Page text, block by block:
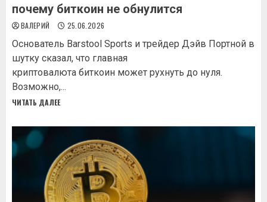
почему биткоин не обнулится
ВАЛЕРИЙ 25.06.2026
Основатель Barstool Sports и трейдер Дэйв Портной в
шутку сказал, что главная
криптовалюта биткоин может рухнуть до нуля.
Возможно,...
ЧИТАТЬ ДАЛЕЕ